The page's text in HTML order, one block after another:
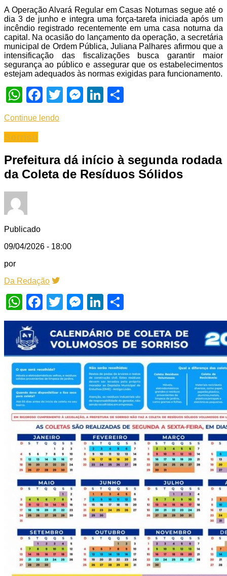
A Operação Alvará Regular em Casas Noturnas segue até o
dia 3 de junho e integra uma força-tarefa iniciada após um
incêndio registrado recentemente em uma casa noturna da
capital. Na ocasião do lançamento da operação, a secretária
municipal de Ordem Pública, Juliana Palhares afirmou que a
intensificação das fiscalizações busca garantir maior
segurança ao público e assegurar que os estabelecimentos
estejam adequados às normas exigidas para funcionamento.
WhatsApp
Facebook
TwitterMessenger
LinkedIn
Continue lendo
Sorriso
Prefeitura dá início à segunda rodada
da Coleta de Resíduos Sólidos
Publicado
09/04/2026 - 18:00
por
Da Redação
WhatsApp
Facebook
TwitterMessenger
LinkedIn